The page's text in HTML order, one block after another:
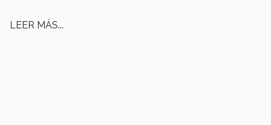
LEER MÁS...